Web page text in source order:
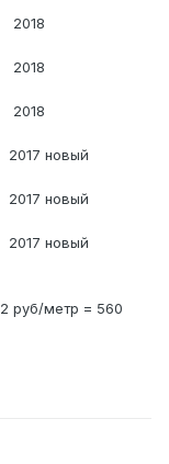
394 2018
370 2018
508 2018
новый
новый
новый
руб/метр = 560